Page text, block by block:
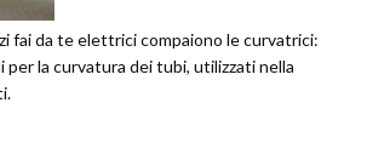
fai da te elettrici compaiono le curvatrici:
la curvatura dei tubi, utilizzati nella